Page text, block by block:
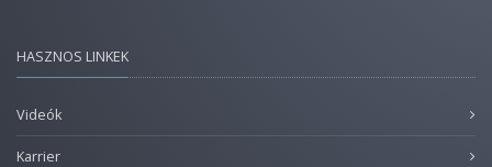
HASZNOS LINKEK
Videók
Karrier